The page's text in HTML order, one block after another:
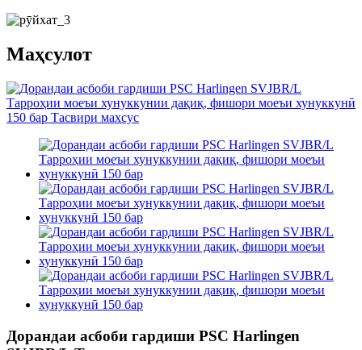
Маҳсулот
Дорандаи асбоби гардиши PSC Harlingen